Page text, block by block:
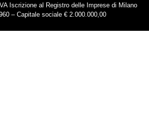
Iscrizione al Registro delle Imprese di Milano
– Capitale sociale € 2.000.000,00